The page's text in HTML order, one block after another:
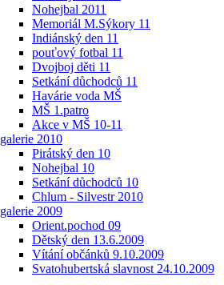
Nohejbal 2011
Memoriál M.Sýkory 11
Indiánský den 11
pouťový fotbal 11
Dvojboj děti 11
Setkání důchodců 11
Havárie voda MŠ
MŠ 1.patro
Akce v MŠ 10-11
galerie 2010
Pirátský den 10
Nohejbal 10
Setkání důchodců 10
Chlum - Silvestr 2010
galerie 2009
Orient.pochod 09
Dětský den 13.6.2009
Vítání občánků 9.10.2009
Svatohubertská slavnost 24.10.2009